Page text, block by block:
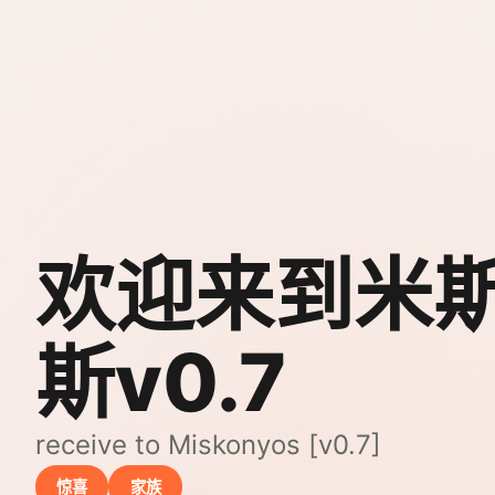
欢迎来到米
斯v0.7
receive to Miskonyos [v0.7]
惊喜 家族